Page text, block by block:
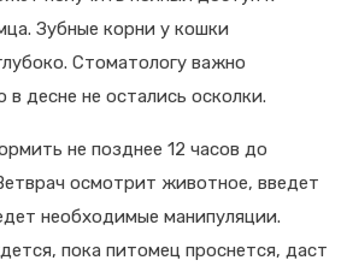
Зубные корни у кошки
Стоматологу важно
в десне не остались осколки.
не позднее 12 часов до
осмотрит животное, введет
необходимые манипуляции.
пока питомец проснется, даст